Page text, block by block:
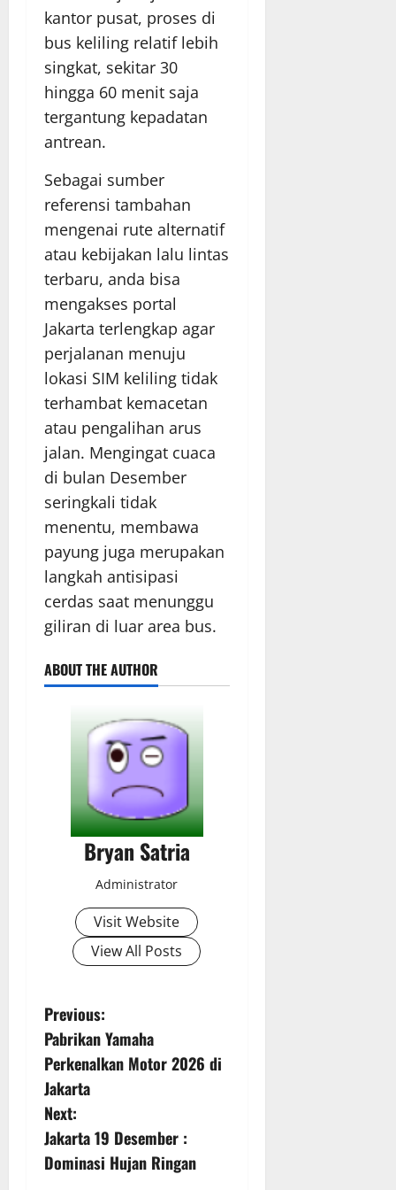
kantor pusat, proses di
bus keliling relatif lebih
singkat, sekitar 30
hingga 60 menit saja
tergantung kepadatan
antrean.
Sebagai sumber
referensi tambahan
mengenai rute alternatif
atau kebijakan lalu lintas
terbaru, anda bisa
mengakses portal
Jakarta terlengkap agar
perjalanan menuju
lokasi SIM keliling tidak
terhambat kemacetan
atau pengalihan arus
jalan. Mengingat cuaca
di bulan Desember
seringkali tidak
menentu, membawa
payung juga merupakan
langkah antisipasi
cerdas saat menunggu
giliran di luar area bus.
ABOUT THE AUTHOR
Bryan Satria
Administrator
Visit Website
View All Posts
P
o
s
t
n
Previous:
Pabrikan Yamaha
Perkenalkan Motor 2026 di
Jakarta
Next:
Jakarta 19 Desember :
Dominasi Hujan Ringan